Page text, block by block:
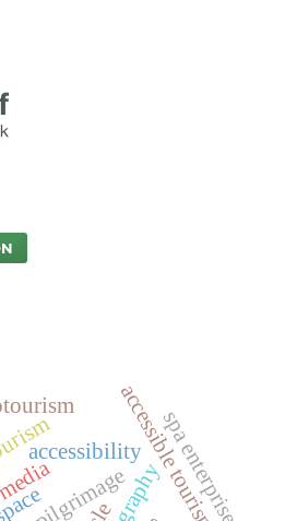
accessibilityaccessible tourism
pilgrimage spa enterprises